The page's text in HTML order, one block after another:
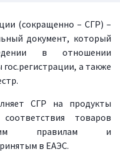
(сокращенно – СГР) –
документ, который
в отношении
а также
СГР на продукты
товаров
правилам и
в ЕАЭС.